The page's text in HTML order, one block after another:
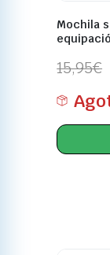
Mochila
15,95€